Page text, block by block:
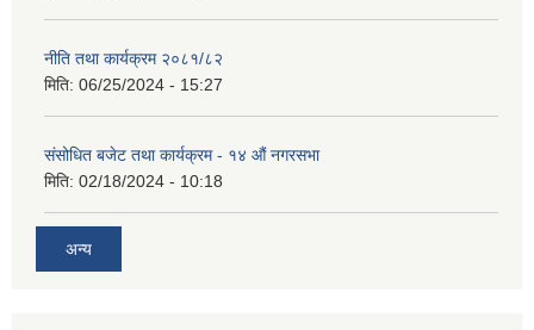
नीति तथा कार्यक्रम २०८१/८२
मिति: 06/25/2024 - 15:27
संसोधित बजेट तथा कार्यक्रम - १४ औं नगरसभा
मिति: 02/18/2024 - 10:18
अन्य